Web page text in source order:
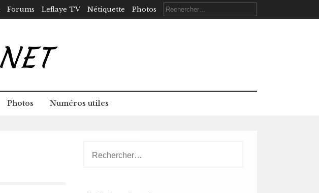
Forums Leflaye TV Nétiquette Photos Rechercher :
Photos Numéros utiles